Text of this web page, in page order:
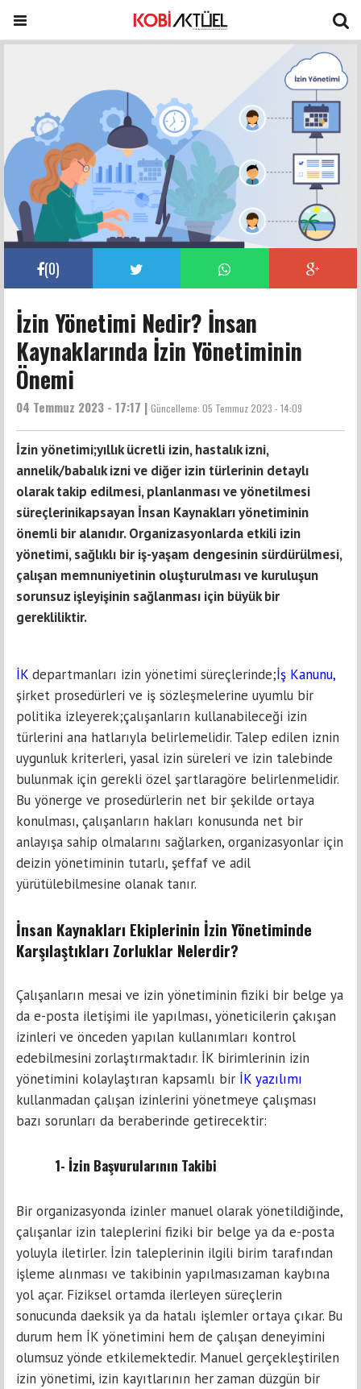
(0)
İzin Yönetimi Nedir? İnsan
Kaynaklarında İzin Yönetiminin
Önemi
04 Temmuz 2023 - 17:17 | Güncelleme: 05 Temmuz 2023 - 14:09
İzin yönetimi;yıllık ücretli izin, hastalık izni,
annelik/babalık izni ve diğer izin türlerinin detaylı
olarak takip edilmesi, planlanması ve yönetilmesi
süreçlerinikapsayan İnsan Kaynakları yönetiminin
önemli bir alanıdır. Organizasyonlarda etkili izin
yönetimi, sağlıklı bir iş-yaşam dengesinin sürdürülmesi,
çalışan memnuniyetinin oluşturulması ve kuruluşun
sorunsuz işleyişinin sağlanması için büyük bir
gerekliliktir.
İK departmanları izin yönetimi süreçlerinde;İş Kanunu,
şirket prosedürleri ve iş sözleşmelerine uyumlu bir
politika izleyerek;çalışanların kullanabileceği izin
türlerini ana hatlarıyla belirlemelidir. Talep edilen iznin
uygunluk kriterleri, yasal izin süreleri ve izin talebinde
bulunmak için gerekli özel şartlaragöre belirlenmelidir.
Bu yönerge ve prosedürlerin net bir şekilde ortaya
konulması, çalışanların hakları konusunda net bir
anlayışa sahip olmalarını sağlarken, organizasyonlar için
deizin yönetiminin tutarlı, şeffaf ve adil
yürütülebilmesine olanak tanır.
İnsan Kaynakları Ekiplerinin İzin Yönetiminde
Karşılaştıkları Zorluklar Nelerdir?
Çalışanların mesai ve izin yönetiminin fiziki bir belge ya
da e-posta iletişimi ile yapılması, yöneticilerin çakışan
izinleri ve önceden yapılan kullanımları kontrol
edebilmesini zorlaştırmaktadır. İK birimlerinin izin
yönetimini kolaylaştıran kapsamlı bir İK yazılımı
kullanmadan çalışan izinlerini yönetmeye çalışması
bazı sorunları da beraberinde getirecektir:
1- İzin Başvurularının Takibi
Bir organizasyonda izinler manuel olarak yönetildiğinde,
çalışanlar izin taleplerini fiziki bir belge ya da e-posta
yoluyla iletirler. İzin taleplerinin ilgili birim tarafından
işleme alınması ve takibinin yapılmasızaman kaybına
yol açar. Fiziksel ortamda ilerleyen süreçlerin
sonucunda daeksik ya da hatalı işlemler ortaya çıkar. Bu
durum hem İK yönetimini hem de çalışan deneyimini
olumsuz yönde etkilemektedir. Manuel gerçekleştirilen
izin yönetimi, izin kayıtlarının her zaman düzgün bir